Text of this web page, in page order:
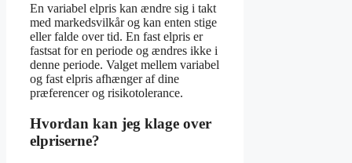
En variabel elpris kan ændre sig i takt
med markedsvilkår og kan enten stige
eller falde over tid. En fast elpris er
fastsat for en periode og ændres ikke i
denne periode. Valget mellem variabel
og fast elpris afhænger af dine
præferencer og risikotolerance.
Hvordan kan jeg klage over
elpriserne?